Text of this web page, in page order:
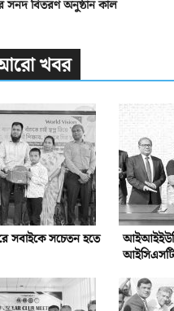
সনদ বিতরণ অনুষ্ঠান কাল
খবর
সবাইকে সচেতন হতে